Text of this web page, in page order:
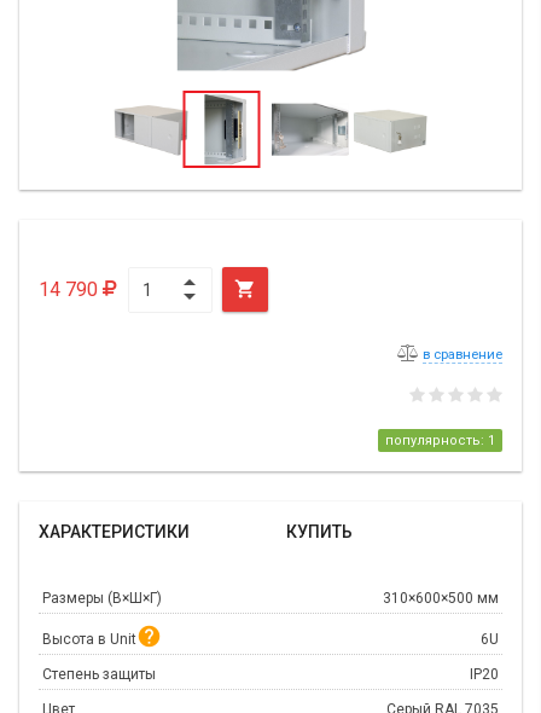
14 790 
в сравнение
популярность: 1
ХАРАКТЕРИСТИКИ КУПИТЬ
Размеры (В×Ш×Г) 310×600×500 мм
Высота в Unit 6U
Степень защиты IP20
Цвет Серый RAL 7035